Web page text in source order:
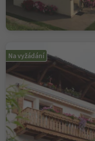
Na vyžádání